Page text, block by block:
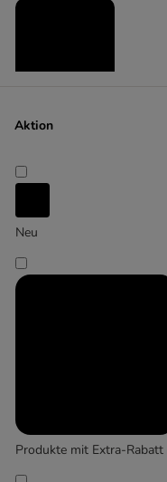
Groß 26-45 kg
Extra-groß > 45 kg
Aktion
Neu
Produkte mit Extra-Rabatt